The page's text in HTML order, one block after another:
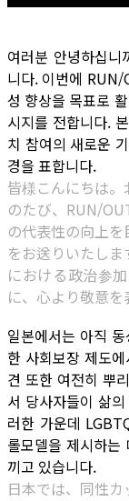
여러분 안녕하십
니다. 이번에
성 향상을 목표로
시지를 전합니다.
치 참여의 새로운
경을 표합니다.
皆様こんにちは
のたび、RUN/
の代表性の向上
をお送りいたし
における政治参
に、心より敬意を
일본에서는 아직
한 사회보장 제도
견 또한 여전히 뿌
서 당사자들이 삶
러한 가운데
롤모델을 제시하
끼고 있습니다.
日本では、同性カ